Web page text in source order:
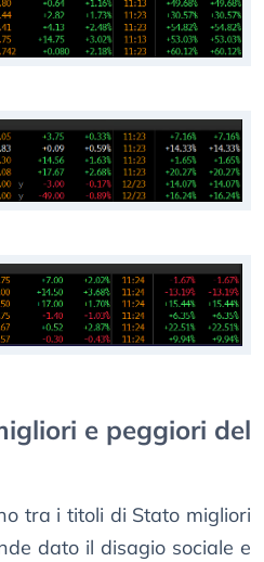
e peggiori del
tra i titoli di Stato migliori
dato il disagio sociale e